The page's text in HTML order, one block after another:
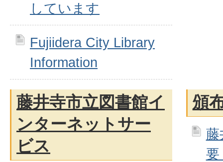
しています
Fujiidera City Library
Information
藤井寺市立図書館イ
ンターネットサー
ビス
頒
藤
要